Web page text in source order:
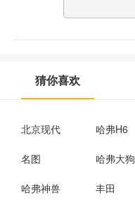
猜你喜欢
北京现代 哈弗H6
名图 哈弗大狗
哈弗神兽 丰田